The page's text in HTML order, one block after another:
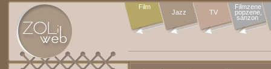
Film
Jazz TV
Filmzene
popzene,
sanzon